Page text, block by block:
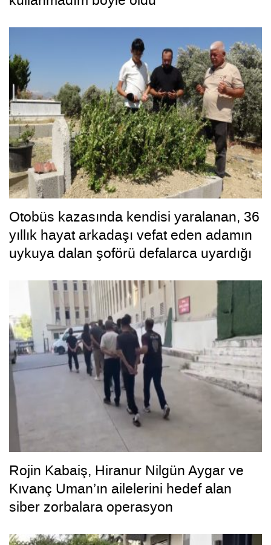
Otobüs kazasında kendisi yaralanan, 36
yıllık hayat arkadaşı vefat eden adamın
uykuya dalan şoförü defalarca uyardığı
Rojin Kabaiş, Hiranur Nilgün Aygar ve
Kıvanç Uman’ın ailelerini hedef alan
siber zorbalara operasyon